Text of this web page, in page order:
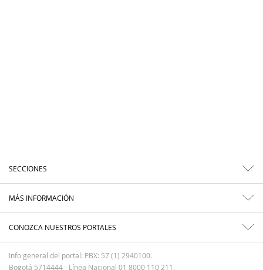
SECCIONES
MÁS INFORMACIÓN
CONOZCA NUESTROS PORTALES
Info general del portal: PBX: 57 (1) 2940100.
Bogotá 5714444 - Línea Nacional 01 8000 110 211.